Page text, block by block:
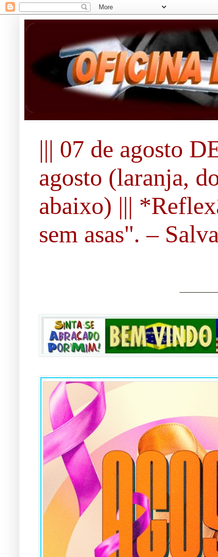
||| 07 de agosto
agosto (laranja,
abaixo) |||
sem asas". –